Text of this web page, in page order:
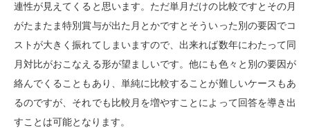
連性が見えてくると思います。ただ単月だけの比較ですとその月
がたまたま特別賞与が出た月とかですとそういった別の要因でコ
ストが大きく振れてしまいますので、出来れば数年にわたって同
月対比がおこなえる形が望ましいです。他にも色々と別の要因が
絡んでくることもあり、単純に比較することが難しいケースもあ
るのですが、それでも比較月を増やすことによって回答を導き出
すことは可能となります。